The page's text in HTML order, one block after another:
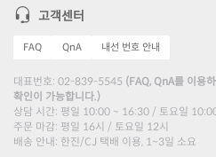
고객센터
FAQ QnA 내선 번호 안내
대표번호: 02-839-5545 (FAQ, QnA를 이용
확인이 가능합니다.)
상담 시간: 평일 10:00 ~ 16:30 / 토요일
주문 마감: 평일 16시 / 토요일 12시
배송 안내: 한진/CJ 택배 이용, 1~3일 소요